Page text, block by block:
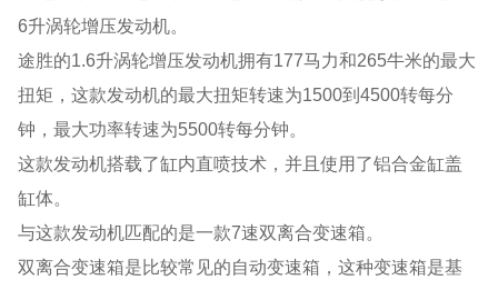
6升涡轮增压发动机。
途胜的1.6升涡轮增压发动机拥有177马力和265牛米的最大
扭矩，这款发动机的最大扭矩转速为1500到4500转每分
钟，最大功率转速为5500转每分钟。
这款发动机搭载了缸内直喷技术，并且使用了铝合金缸盖
缸体。
与这款发动机匹配的是一款7速双离合变速箱。
双离合变速箱是比较常见的自动变速箱，这种变速箱是基